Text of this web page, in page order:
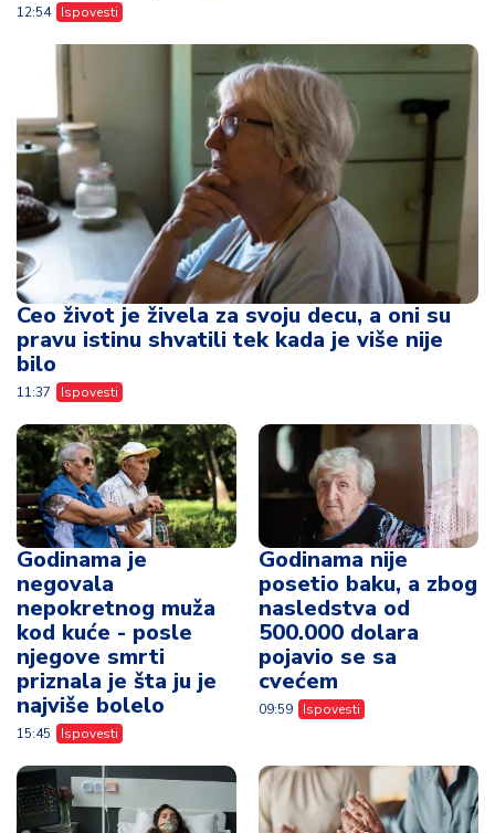
12:54 Ispovesti
Ceo život je živela za svoju decu, a oni su
pravu istinu shvatili tek kada je više nije
bilo
11:37 Ispovesti
Godinama je
negovala
nepokretnog muža
kod kuće - posle
njegove smrti
priznala je šta ju je
najviše bolelo
15:45 Ispovesti
Godinama nije
posetio baku, a zbog
nasledstva od
500.000 dolara
pojavio se sa
cvećem
09:59 Ispovesti